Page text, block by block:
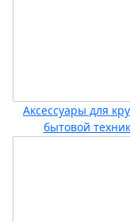
Аксессуары для
бытовой